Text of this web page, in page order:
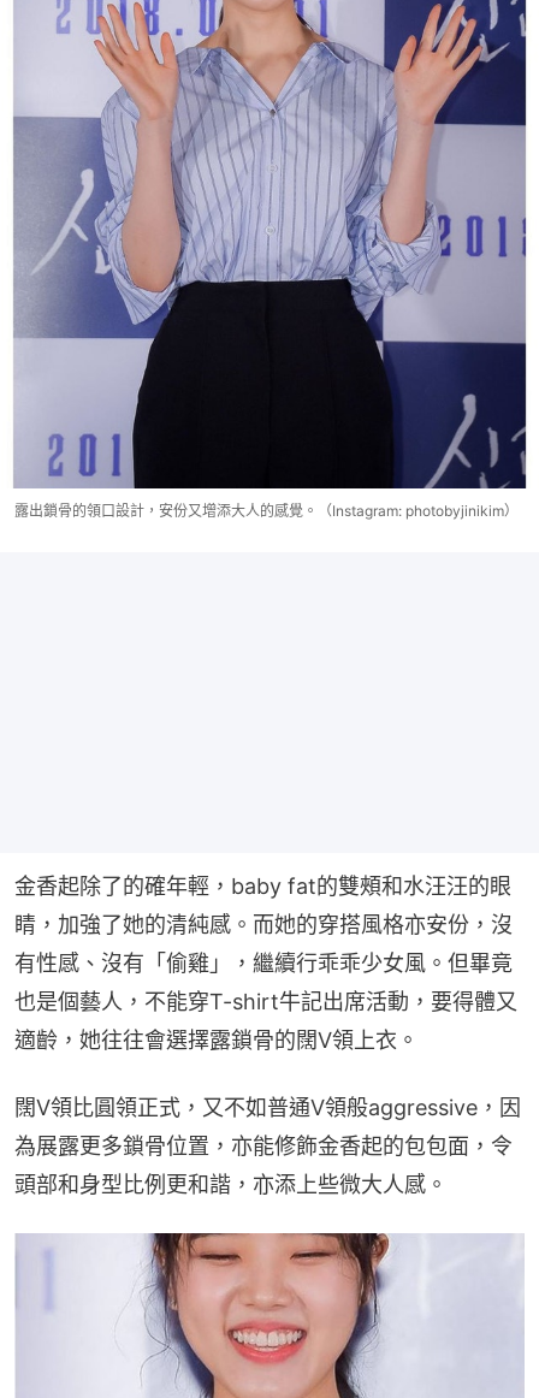
露出鎖骨的領口設計，安份又增添大人的感覺。（Instagram: photobyjinikim）
金香起除了的確年輕，baby fat的雙頰和水汪汪的眼
睛，加強了她的清純感。而她的穿搭風格亦安份，沒
有性感、沒有「偷雞」，繼續行乖乖少女風。但畢竟
也是個藝人，不能穿T-shirt牛記出席活動，要得體又
適齡，她往往會選擇露鎖骨的闊V領上衣。
闊V領比圓領正式，又不如普通V領般aggressive，因
為展露更多鎖骨位置，亦能修飾金香起的包包面，令
頭部和身型比例更和諧，亦添上些微大人感。